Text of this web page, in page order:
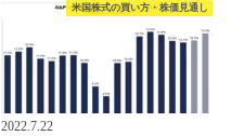
米国株式の買い方・株価見通し
2022.7.22